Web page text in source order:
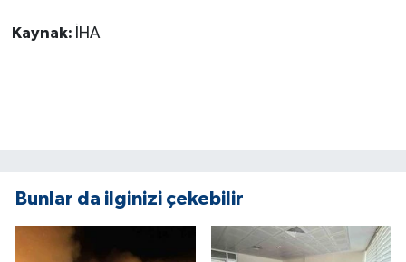
Kaynak: İHA
Bunlar da ilginizi çekebilir
Yerel Haberler